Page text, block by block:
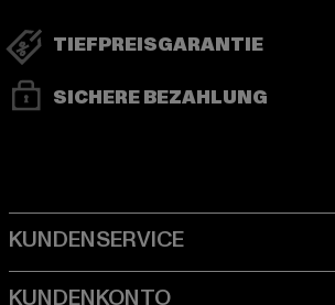
TIEFPREISGARANTIE
SICHERE BEZAHLUNG